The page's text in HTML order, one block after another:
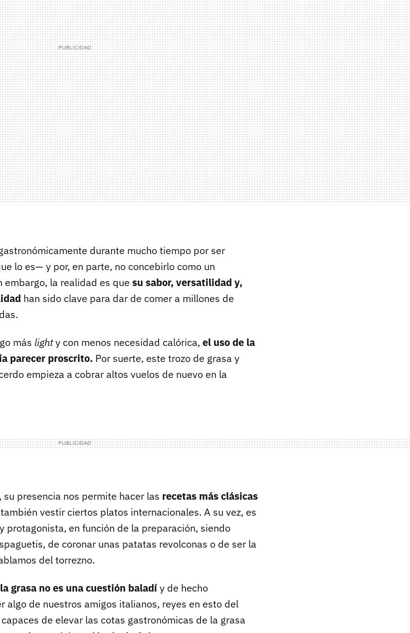
durante mucho tiempo por ser
lo es— y por, en parte, no concebirlo como un
embargo, la realidad es que su sabor, versatilidad y,
han sido clave para dar de comer a millones de
más lighty con menos necesidad calórica, el uso de la
parecer proscrito. Por suerte, este trozo de grasa y
empieza a cobrar altos vuelos de nuevo en la
presencia nos permite hacer las recetas más clásicas
vestir ciertos platos internacionales. A su vez, es
protagonista, en función de la preparación, siendo
de coronar unas patatas revolconas o de ser la
del torrezno.
grasa no es una cuestión baladíy de hecho
algo de nuestros amigos italianos, reyes en esto del
de elevar las cotas gastronómicas de la grasa